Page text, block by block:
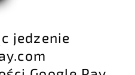
jedzenie